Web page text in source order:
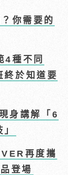
你需要的
4種不同
終於知道要
身講解「6
再度攜
登場